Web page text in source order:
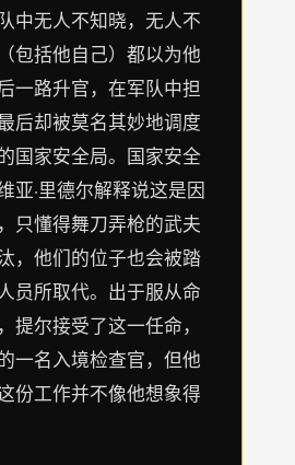
中无人不知晓，无人不
包括他自己）都以为他
一路升官，在军队中担
后却被莫名其妙地调度
国家安全局。国家安全
亚·里德尔解释说这是因
只懂得舞刀弄枪的武夫
，他们的位子也会被踏
员所取代。出于服从命
提尔接受了这一任命，
一名入境检查官，但他
份工作并不像他想象得